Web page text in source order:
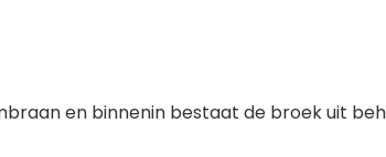
en binnenin bestaat de broek uit